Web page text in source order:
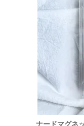
ナードマグネ